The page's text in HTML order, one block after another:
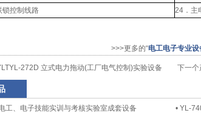
锁控制线路
24．主
>>>更多的“电工电子专业设
272D 立式电力拖动(工厂电气控制)实验设备 下一个
工、电子技能实训与考核实验室成套设备 • YL-